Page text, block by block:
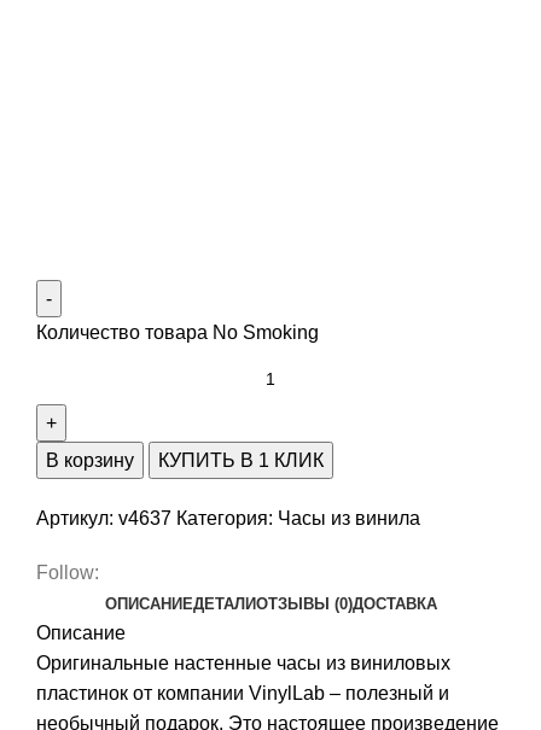
Количество товара No Smoking
В корзину КУПИТЬ В 1 КЛИК
Артикул: v4637 Категория: Часы из винила
Follow:
ОПИСАНИЕДЕТАЛИОТЗЫВЫ (0)ДОСТАВКА
Описание
Оригинальные настенные часы из виниловых
пластинок от компании VinylLab – полезный и
необычный подарок. Это настоящее произведение